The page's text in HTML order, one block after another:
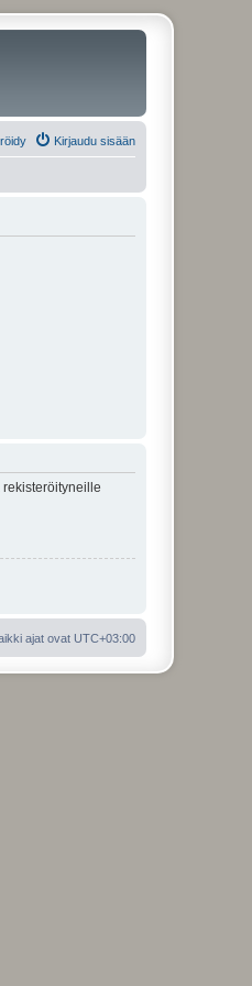
Kirjaudu sisään
ajat ovat UTC+03:00